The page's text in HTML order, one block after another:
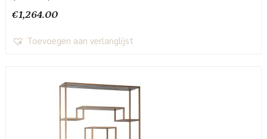
€1,264.00
Toevoegen aan verlanglijst